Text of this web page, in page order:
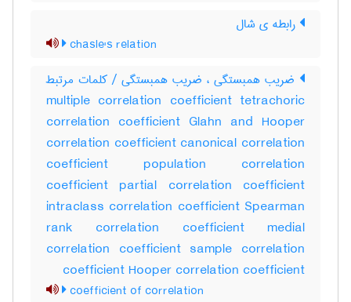
رابطه ی شال
chasle's relation
ضریب همبستگی ، ضریب همبستگی / کلمات مرتبط
multiple correlation coefficient tetrachoric
correlation coefficient Glahn and Hooper
correlation coefficient canonical correlation
coefficient population correlation
coefficient partial correlation coefficient
intraclass correlation coefficient Spearman
rank correlation coefficient medial
correlation coefficient sample correlation
coefficient Hooper correlation coefficient
coefficient of correlation